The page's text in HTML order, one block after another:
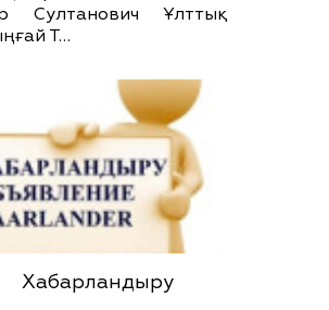
Султанович Ұлттық
Т…
Хабарландыру